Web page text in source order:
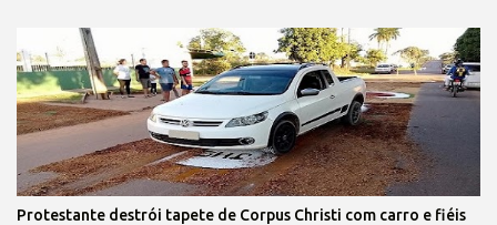
Protestante destrói tapete de Corpus Christi com carro e fiéis